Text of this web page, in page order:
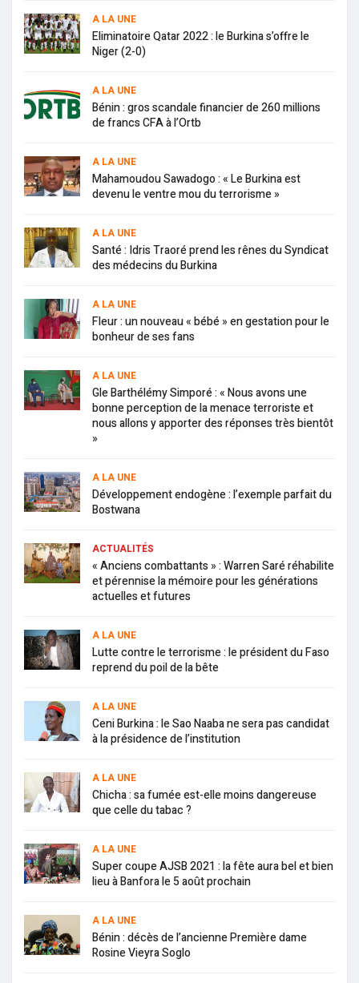
A LA UNE
Eliminatoire Qatar 2022 : le Burkina s’offre le
Niger (2-0)
A LA UNE
Bénin : gros scandale financier de 260 millions
de francs CFA à l’Ortb
A LA UNE
Mahamoudou Sawadogo : « Le Burkina est
devenu le ventre mou du terrorisme »
A LA UNE
Santé : Idris Traoré prend les rênes du Syndicat
des médecins du Burkina
A LA UNE
Fleur : un nouveau « bébé » en gestation pour le
bonheur de ses fans
A LA UNE
Gle Barthélémy Simporé : « Nous avons une
bonne perception de la menace terroriste et
nous allons y apporter des réponses très bientôt
»
A LA UNE
Développement endogène : l’exemple parfait du
Bostwana
ACTUALITÉS
« Anciens combattants » : Warren Saré réhabilite
et pérennise la mémoire pour les générations
actuelles et futures
A LA UNE
Lutte contre le terrorisme : le président du Faso
reprend du poil de la bête
A LA UNE
Ceni Burkina : le Sao Naaba ne sera pas candidat
à la présidence de l’institution
A LA UNE
Chicha : sa fumée est-elle moins dangereuse
que celle du tabac ?
A LA UNE
Super coupe AJSB 2021 : la fête aura bel et bien
lieu à Banfora le 5 août prochain
A LA UNE
Bénin : décès de l’ancienne Première dame
Rosine Vieyra Soglo